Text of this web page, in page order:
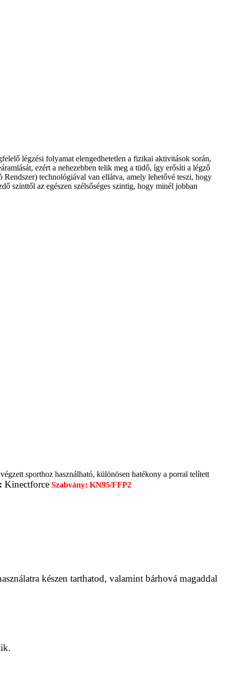
légzési folyamat elengedhetetlen a fizikai aktivitások során,
ezért a nehezebben telik meg a tüdő, így erősíti a légző
technológiával van ellátva, amely lehetővé teszi, hogy
szinttől az egészen szélsőséges szintig, hogy minél jobban
sporthoz használható, különösen hatékony a porral telített
Kinectforce Szabvány: KN95/FFP2
készen tarthatod, valamint bárhová magaddal